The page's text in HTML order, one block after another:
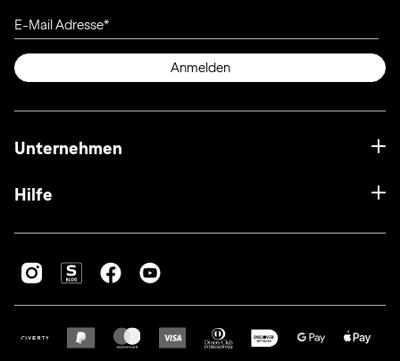
E-Mail Adresse
Anmelden
Unternehmen
Hilfe